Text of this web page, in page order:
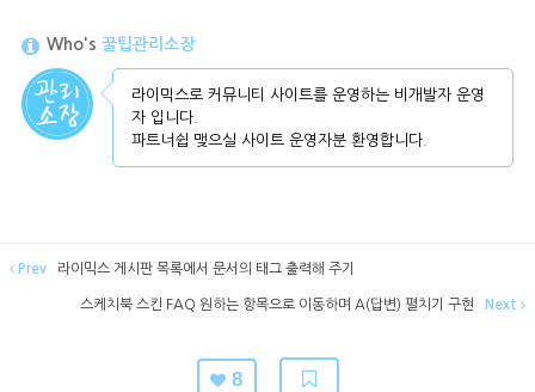
Who's 꿀팁관리소장
라이믹스로 커뮤니티 사이트를 운영하는 비개발자 운영
자 입니다.
파트너쉽 맺으실 사이트 운영자분 환영합니다.
Prev 라이믹스 게시판 목록에서 문서의 태그 출력해 주기
스케치북 스킨 FAQ 원하는 항목으로 이동하며 A(답변) 펼치기 구현 Next
8